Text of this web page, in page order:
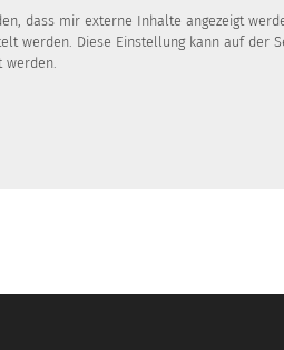
dass mir externe Inhalte angezeigt
werden. Diese Einstellung kann auf der
werden.